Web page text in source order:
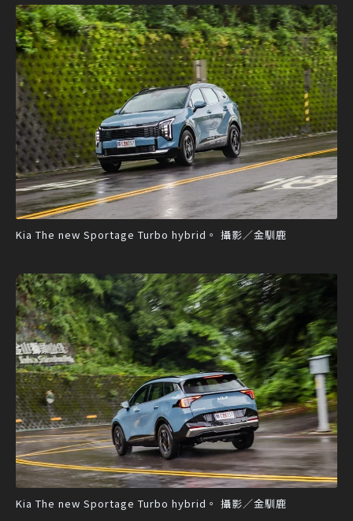
Kia The new Sportage Turbo hybrid。 攝影／金馴鹿
Kia The new Sportage Turbo hybrid。 攝影／金馴鹿